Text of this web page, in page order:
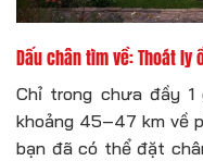
Dấu chân tìm về: Thoát ly
Chỉ trong chưa đầy
khoảng 45–47 km về
bạn đã có thể đặt